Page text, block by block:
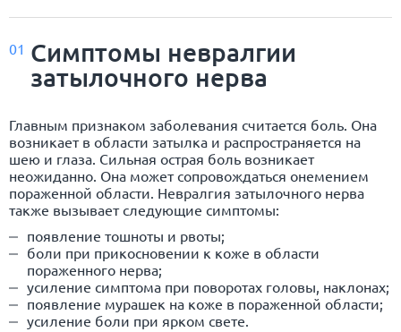
01 Симптомы невралгии
затылочного нерва
Главным признаком заболевания считается боль. Она
возникает в области затылка и распространяется на
шею и глаза. Сильная острая боль возникает
неожиданно. Она может сопровождаться онемением
пораженной области. Невралгия затылочного нерва
также вызывает следующие симптомы:
появление тошноты и рвоты;
боли при прикосновении к коже в области
пораженного нерва;
усиление симптома при поворотах головы, наклонах;
появление мурашек на коже в пораженной области;
усиление боли при ярком свете.